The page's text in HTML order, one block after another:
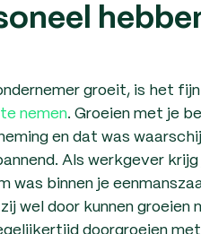
groeit, is het
nemen. Groeien met je
en dat was
Als werkgever
was binnen je
wel door kunnen groeien
doorgroeien